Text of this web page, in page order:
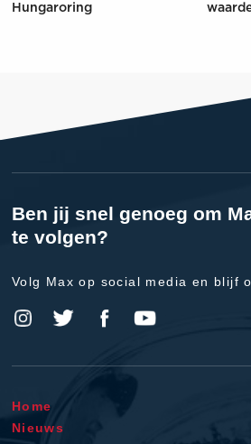
Hungaroring
Ben jij snel genoeg om
te volgen?
Volg Max op social media en blijf
Home
Nieuws